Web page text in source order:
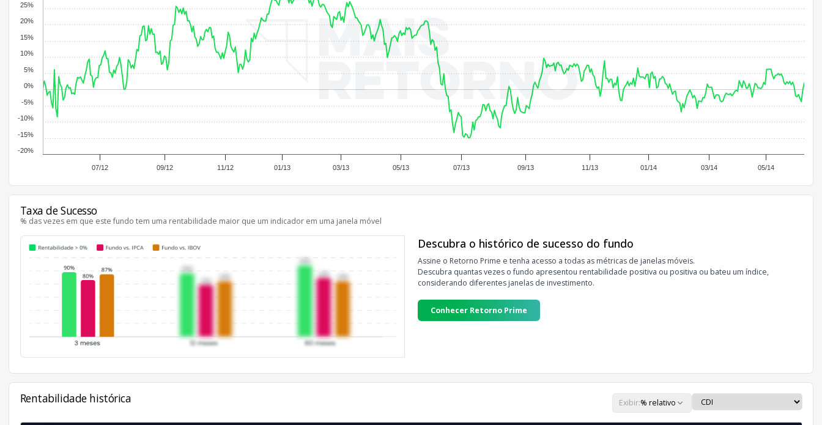
07/12 09/12 11/12 01/13 03/13 05/13 07/13 09/13 11/13 01/14 03/14 05/14
-20%
-15%
-10%
-5%
0%
5%
10%
15%
20%
25%
Taxa de Sucesso
% das vezes em que este fundo tem uma rentabilidade maior que um indicador em uma janela móvel
Descubra o histórico de sucesso do fundo
Assine o Retorno Prime e tenha acesso a todas as métricas de janelas móveis.
Descubra quantas vezes o fundo apresentou rentabilidade positiva ou positiva ou bateu um índice,
considerando diferentes janelas de investimento.
Conhecer Retorno Prime
Rentabilidade histórica Exibir:% relativo